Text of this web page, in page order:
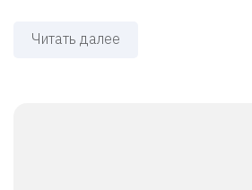
Читать далее